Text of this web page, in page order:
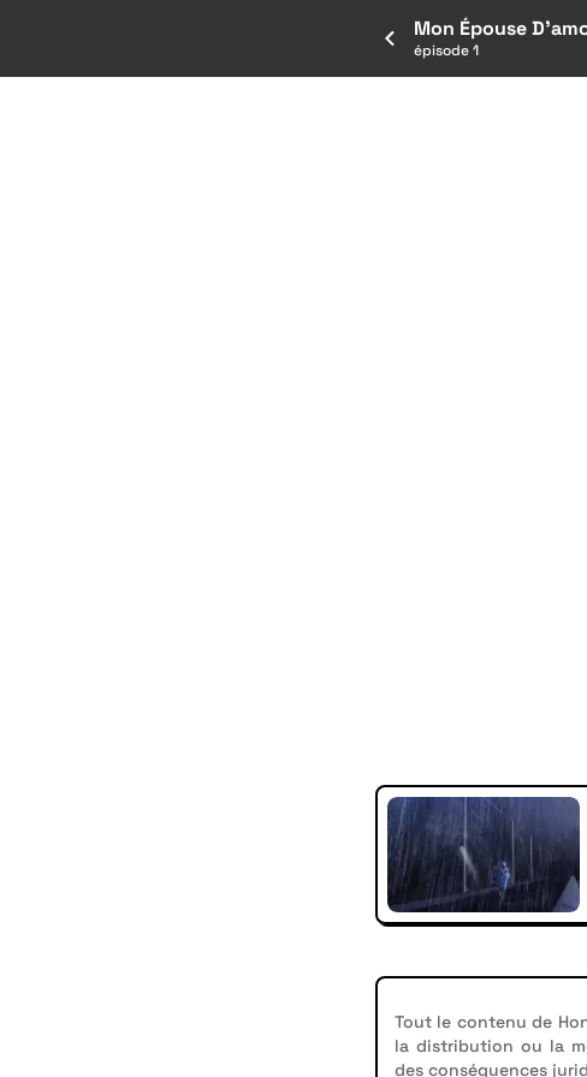
Mon Épouse
épisode 1
Tout le contenu de
la distribution ou la
des conséquences